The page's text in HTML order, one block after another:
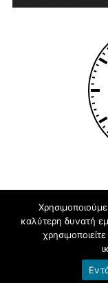
Όροι χρήσης
καλύτερη δυνατή